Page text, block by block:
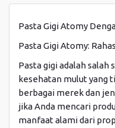
Pasta Gigi Atomy
Pasta Gigi Atomy:
Pasta gigi adalah salah
kesehatan mulut yang
berbagai merek dan
jika Anda mencari
manfaat alami dari